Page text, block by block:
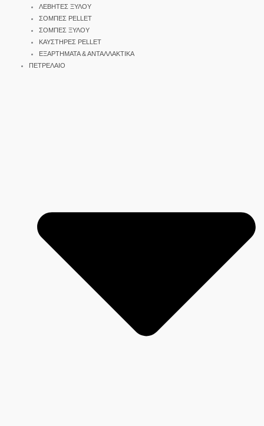
ΛΕΒΗΤΕΣ ΞΥΛΟΥ
ΣΟΜΠΕΣ PELLET
ΣΟΜΠΕΣ ΞΥΛΟΥ
ΚΑΥΣΤΗΡΕΣ PELLET
ΕΞΑΡΤΗΜΑΤΑ & ΑΝΤΑΛΛΑΚΤΙΚΑ
ΠΕΤΡΕΛΑΙΟ